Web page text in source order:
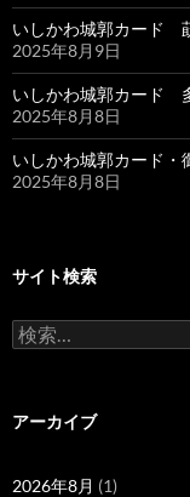
いしかわ城郭カード
2025年8月9日
いしかわ城郭カード
2025年8月8日
いしかわ城郭カード・
2025年8月8日
サイト検索
検
索:
アーカイブ
2026年8月 (1)